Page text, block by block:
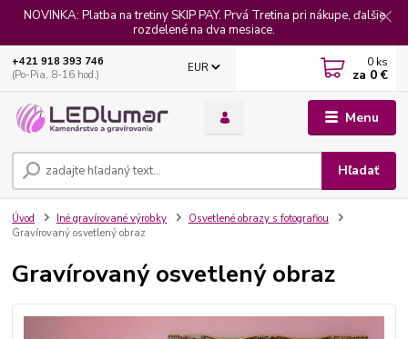
NOVINKA: Platba na tretiny SKIP PAY. Prvá Tretina pri nákupe, ďalšie
rozdelené na dva mesiace.
Menu
EUR
Hľadať
+421 918 393 746
(Po-Pia, 8-16 hod.)
0 ks
za 0 €
Úvod Iné gravírované výrobky
Osvetlené obrazy s fotografiou
Gravírovaný osvetlený obraz
Gravírovaný osvetlený obraz